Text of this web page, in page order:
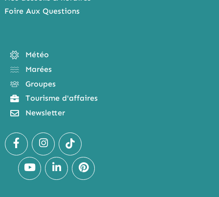
Foire Aux Questions
Météo
Marées
Groupes
Tourisme d'affaires
Newsletter